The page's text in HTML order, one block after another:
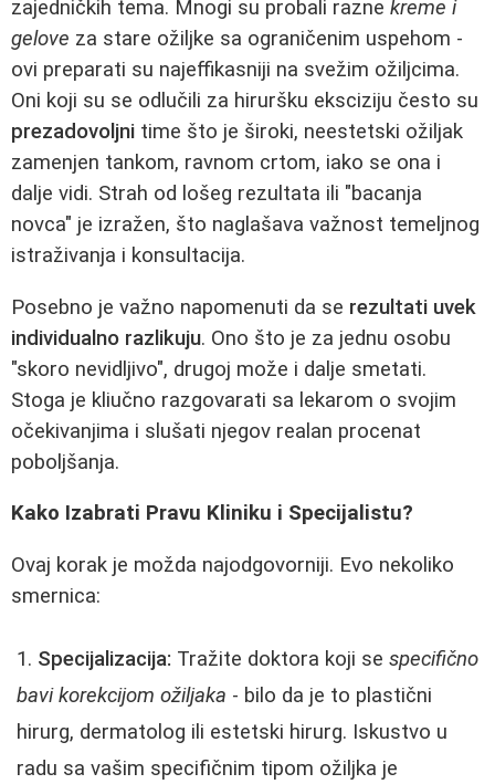
zajedničkih tema. Mnogi su probali razne kreme i
gelove za stare ožiljke sa ograničenim uspehom -
ovi preparati su najeffikasniji na svežim ožiljcima.
Oni koji su se odlučili za hiruršku eksciziju često su
prezadovoljni time što je široki, neestetski ožiljak
zamenjen tankom, ravnom crtom, iako se ona i
dalje vidi. Strah od lošeg rezultata ili "bacanja
novca" je izražen, što naglašava važnost temeljnog
istraživanja i konsultacija.
Posebno je važno napomenuti da se rezultati uvek
individualno razlikuju. Ono što je za jednu osobu
"skoro nevidljivo", drugoj može i dalje smetati.
Stoga je kliučno razgovarati sa lekarom o svojim
očekivanjima i slušati njegov realan procenat
poboljšanja.
Kako Izabrati Pravu Kliniku i Specijalistu?
Ovaj korak je možda najodgovorniji. Evo nekoliko
smernica:
Specijalizacija: Tražite doktora koji se specifično
bavi korekcijom ožiljaka - bilo da je to plastični
hirurg, dermatolog ili estetski hirurg. Iskustvo u
radu sa vašim specifičnim tipom ožiljka je